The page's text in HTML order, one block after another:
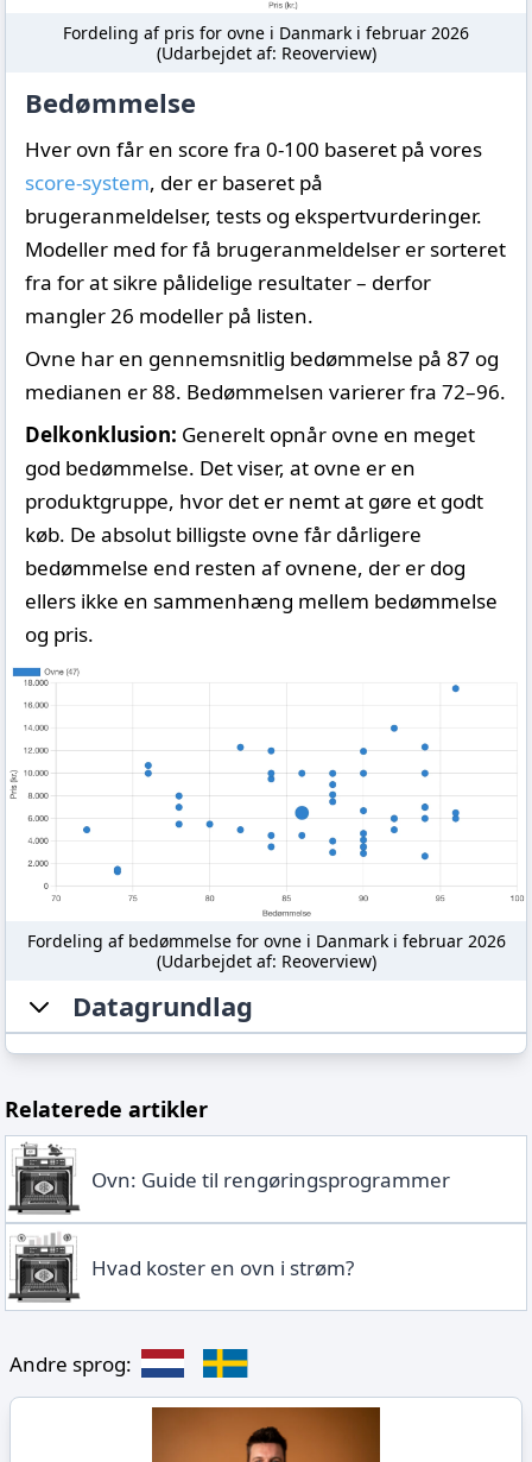
Fordeling af pris for ovne i Danmark i februar 2026
(Udarbejdet af: Reoverview)
Bedømmelse
Hver ovn får en score fra 0-100 baseret på vores
score-system, der er baseret på
brugeranmeldelser, tests og ekspertvurderinger.
Modeller med for få brugeranmeldelser er sorteret
fra for at sikre pålidelige resultater – derfor
mangler 26 modeller på listen.
Ovne har en gennemsnitlig bedømmelse på 87 og
medianen er 88. Bedømmelsen varierer fra 72–96.
Delkonklusion: Generelt opnår ovne en meget
god bedømmelse. Det viser, at ovne er en
produktgruppe, hvor det er nemt at gøre et godt
køb. De absolut billigste ovne får dårligere
bedømmelse end resten af ovnene, der er dog
ellers ikke en sammenhæng mellem bedømmelse
og pris.
Fordeling af bedømmelse for ovne i Danmark i februar 2026
(Udarbejdet af: Reoverview)
Datagrundlag
Relaterede artikler
Ovn: Guide til rengøringsprogrammer
Hvad koster en ovn i strøm?
Andre sprog: